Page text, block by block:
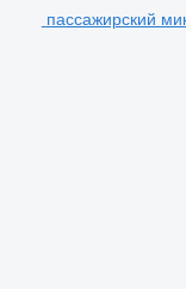
пассажирский